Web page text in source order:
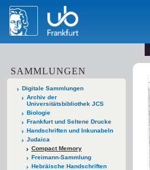
SAMMLUNGEN
Digitale Sammlungen
Archiv der
Universitätsbibliothek JCS
Biologie
Frankfurt und Seltene Drucke
Handschriften und Inkunabeln
Judaica
Compact Memory
Freimann-Sammlung
Hebräische Handschriften